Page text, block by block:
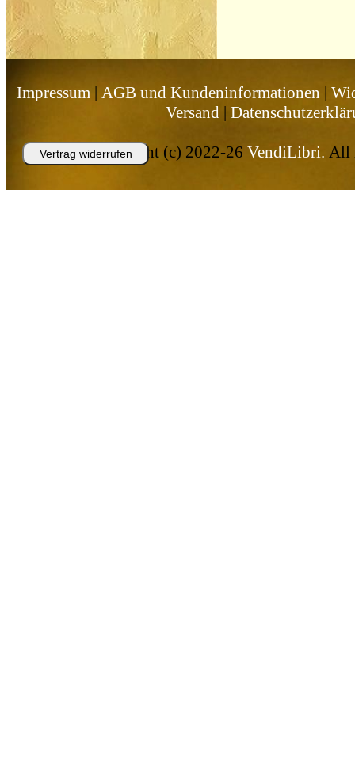
Impressum | AGB und Kundeninformationen |
Versand|
Copyright (c) 2022-26 VendiLibri. All
Vertrag widerrufen